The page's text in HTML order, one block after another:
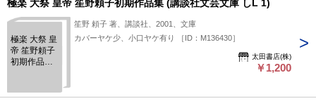
極楽 大祭 皇帝 笙野頼子初期作品集 (講談社文芸文庫 しL 1)
極楽 大祭 皇
帝 笙野頼子
初期作品集
笙野 頼子 著、講談社、2001、文庫
カバーヤケ少、小口ヤケ有り ［ID：M136430］
太田書店(株)
￥1,200